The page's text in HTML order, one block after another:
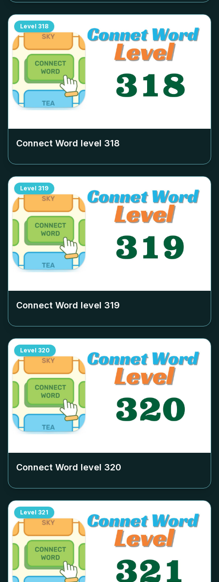
Level 318
Connect Word level 318
Level 319
Connect Word level 319
Level 320
Connect Word level 320
Level 321